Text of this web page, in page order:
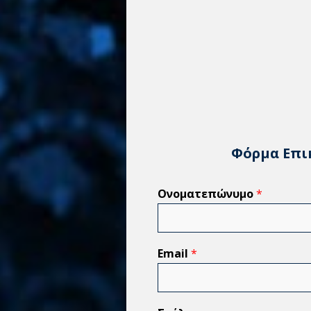
Φόρμα
Ονοματεπώνυμο*
Email *